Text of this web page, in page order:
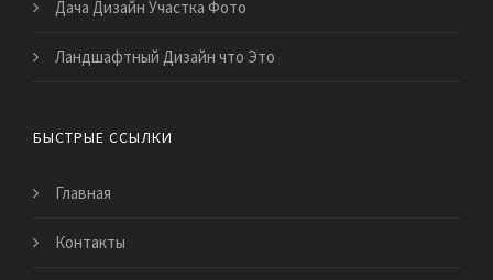
Дача Дизайн Участка Фото
Ландшафтный Дизайн что Это
БЫСТРЫЕ ССЫЛКИ
Главная
Контакты